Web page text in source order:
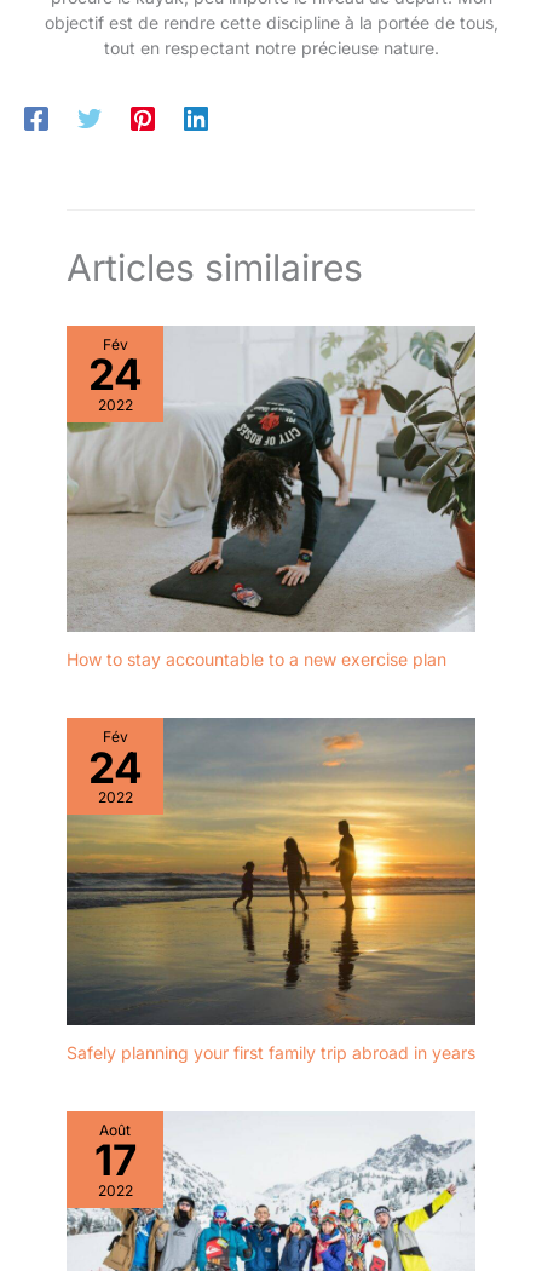
objectif est de rendre cette discipline à la portée de tous,
tout en respectant notre précieuse nature.
Articles similaires
Fév
24
2022
How to stay accountable to a new exercise plan
Fév
24
2022
Safely planning your first family trip abroad in years
Août
17
2022